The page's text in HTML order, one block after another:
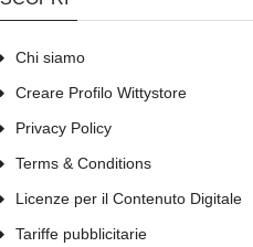
Chi siamo
Creare Profilo Wittystore
Privacy Policy
Terms & Conditions
Licenze per il Contenuto Digitale
Tariffe pubblicitarie